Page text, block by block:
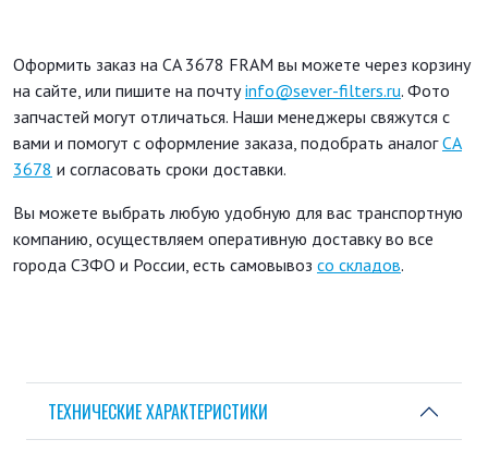
Оформить заказ на CA 3678 FRAM вы можете через корзину
на сайте, или пишите на почтуinfo@sever-filters.ru. Фото
запчастей могут отличаться. Наши менеджеры свяжутся с
вами и помогут с оформление заказа, подобрать аналогCA
3678 и согласовать сроки доставки.
Вы можете выбрать любую удобную для вас транспортную
компанию, осуществляем оперативную доставку во все
города СЗФО и России, есть самовывоз со складов.
ТЕХНИЧЕСКИЕ ХАРАКТЕРИСТИКИ